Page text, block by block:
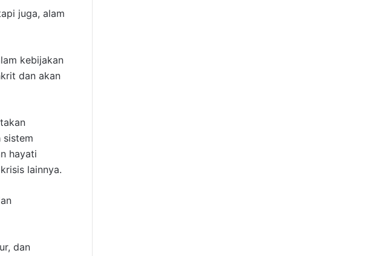
juga, alam
kebijakan
dan akan
sistem
hayati
lainnya.
dan